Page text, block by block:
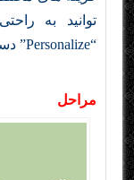
توانید به
“Personalize” دسترسی داشته باشید.
مراحل